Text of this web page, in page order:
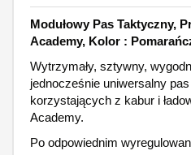
Modułowy Pas Taktyczny,
Academy, Kolor :
Wytrzymały, sztywny,
jednocześnie uniwersalny
korzystających z kabur i
Academy.
Po odpowiednim